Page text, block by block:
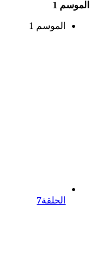
الموسم 1
الموسم 1
الحلقة7